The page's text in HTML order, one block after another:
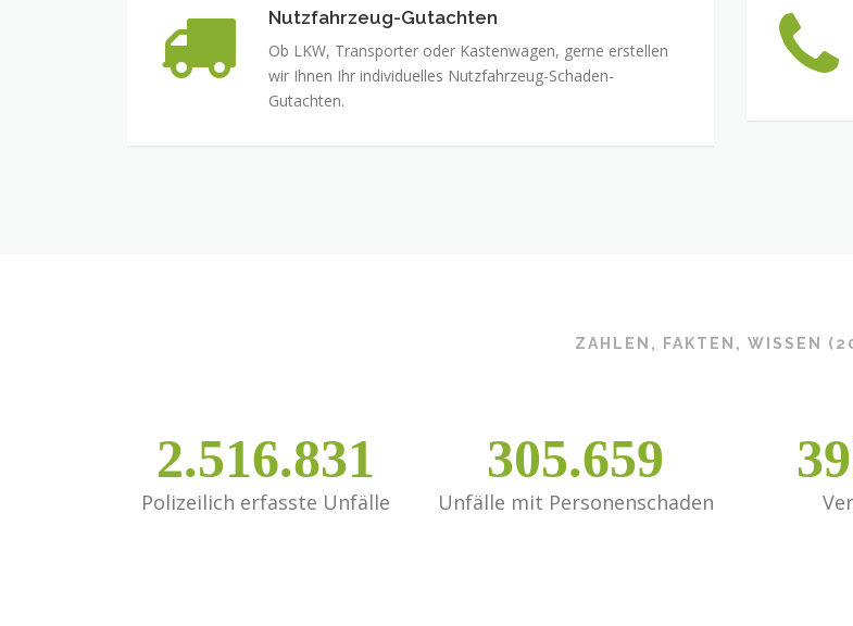
Nutzfahrzeug-Gutachten
Ob LKW, Transporter oder Kastenwagen, gerne erstellen
wir Ihnen Ihr individuelles Nutzfahrzeug-Schaden-
Gutachten.
ZAHLEN, FAKTEN, WISSEN
2.516.831
Polizeilich erfasste Unfälle
305.659
Unfälle mit Personenschaden